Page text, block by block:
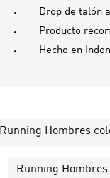
Drop de talón
Producto
Hecho en
Running Hombres
Running